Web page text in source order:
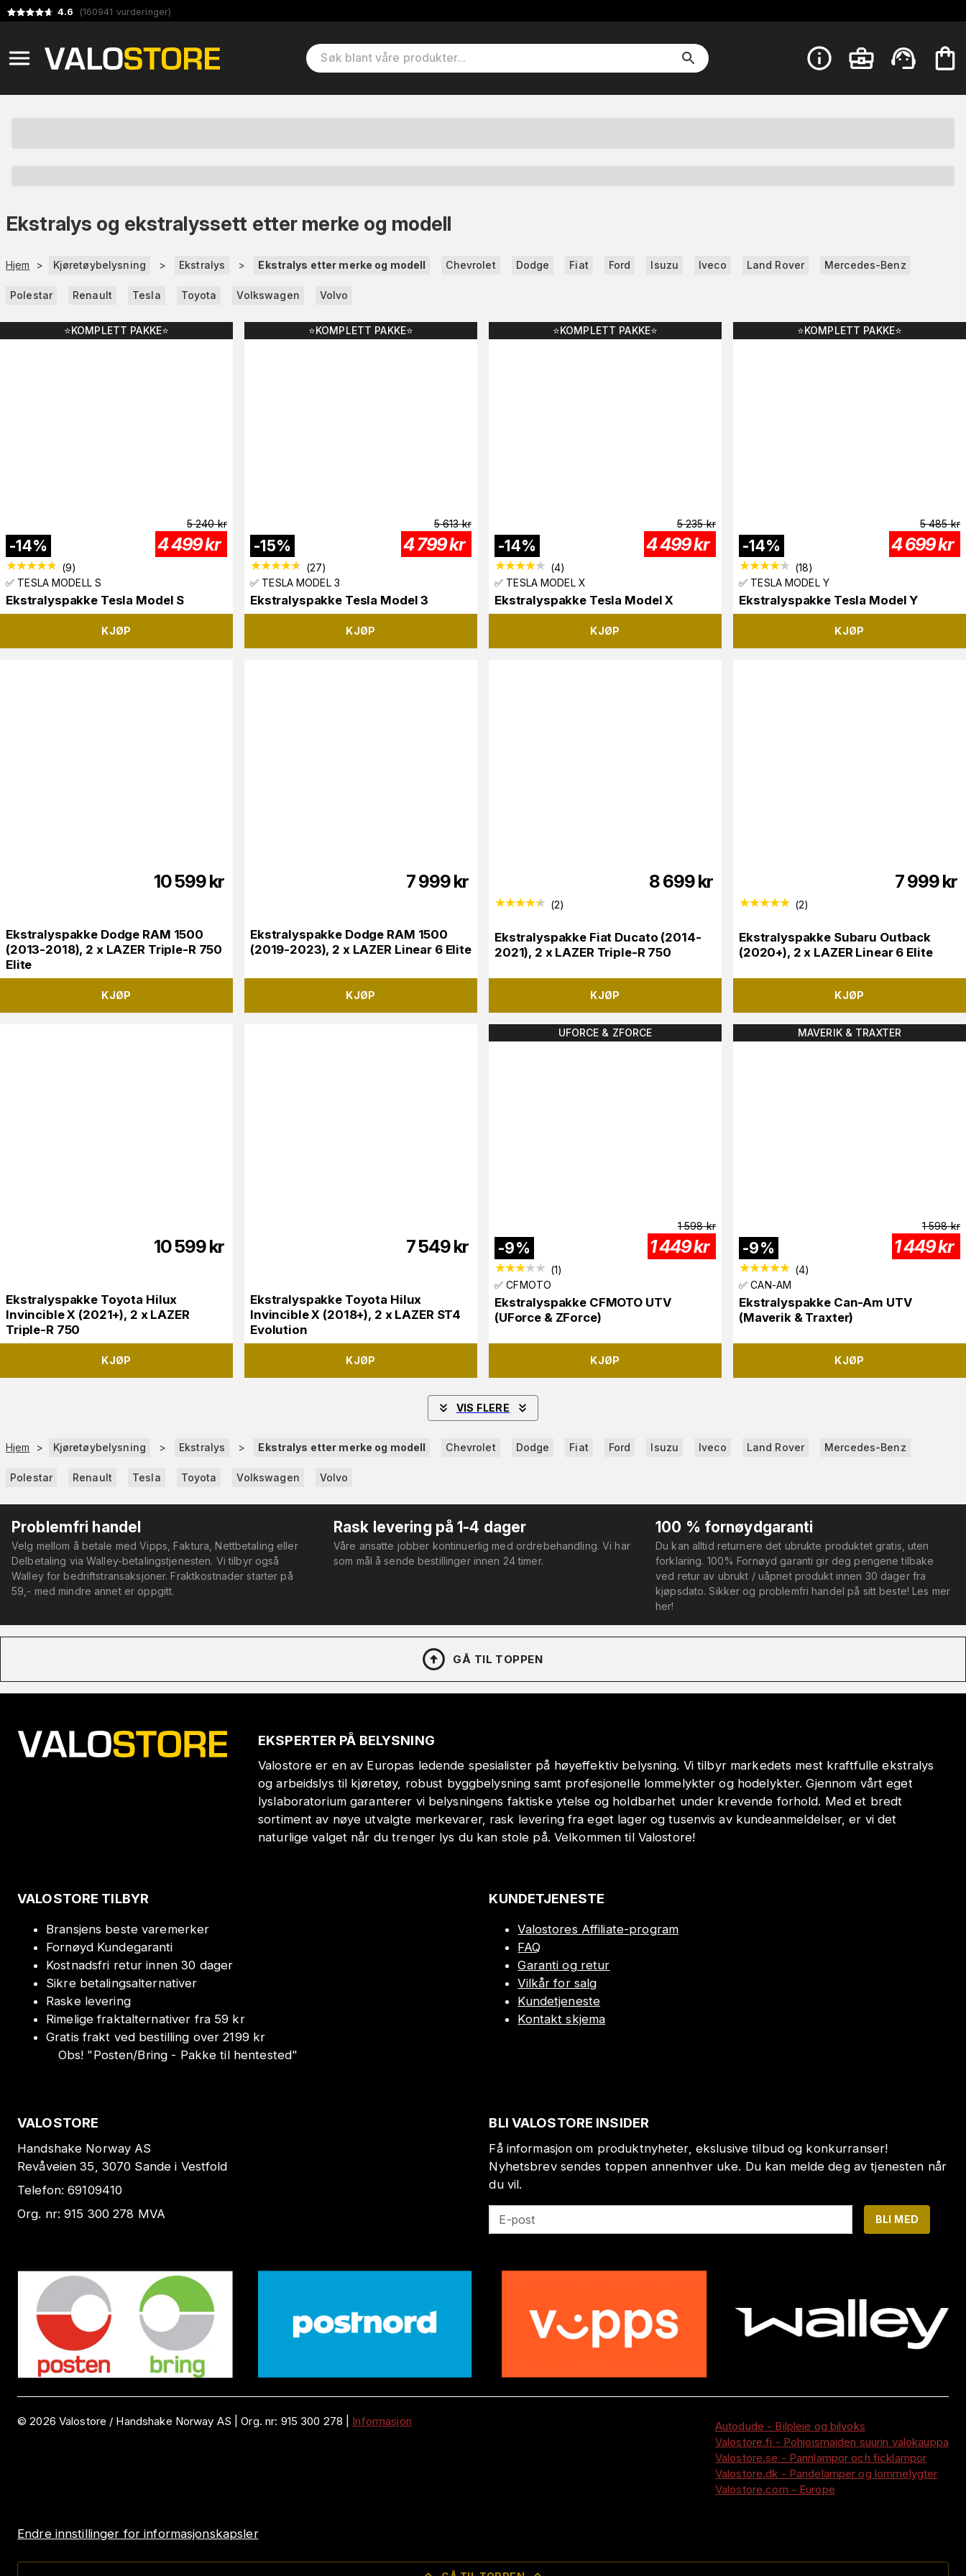
4.6 (160941 vurderinger)
Ekstralys og ekstralyssett etter merke og modell
Hjem > Kjøretøybelysning > Ekstralys > Ekstralys etter merke og modell Chevrolet Dodge Fiat Ford Isuzu Iveco Land Rover Mercedes-Benz
Polestar Renault Tesla Toyota Volkswagen Volvo
⭐️KOMPLETT PAKKE⭐️
-14%
5 240 kr
4 499kr
(9)
✅ TESLA MODELL S
Ekstralyspakke Tesla Model S
KJØP
⭐️KOMPLETT PAKKE⭐️
-15%
5 613 kr
4 799kr
(27)
✅ TESLA MODEL 3
Ekstralyspakke Tesla Model 3
KJØP
⭐️KOMPLETT PAKKE⭐️
-14%
5 235 kr
4 499kr
(4)
✅ TESLA MODEL X
Ekstralyspakke Tesla Model X
KJØP
⭐️KOMPLETT PAKKE⭐️
-14%
5 485 kr
4 699kr
(18)
✅ TESLA MODEL Y
Ekstralyspakke Tesla Model Y
KJØP
10 599kr
Ekstralyspakke Dodge RAM 1500
(2013-2018), 2 x LAZER Triple-R 750
Elite
KJØP
7 999kr
Ekstralyspakke Dodge RAM 1500
(2019-2023), 2 x LAZER Linear 6 Elite
KJØP
8 699kr
(2)
Ekstralyspakke Fiat Ducato (2014-
2021), 2 x LAZER Triple-R 750
KJØP
7 999kr
(2)
Ekstralyspakke Subaru Outback
(2020+), 2 x LAZER Linear 6 Elite
KJØP
10 599kr
Ekstralyspakke Toyota Hilux
Invincible X (2021+), 2 x LAZER
Triple-R 750
KJØP
7 549kr
Ekstralyspakke Toyota Hilux
Invincible X (2018+), 2 x LAZER ST4
Evolution
KJØP
UFORCE & ZFORCE
-9%
1 598 kr
1 449kr
(1)
✅ CFMOTO
Ekstralyspakke CFMOTO UTV
(UForce & ZForce)
KJØP
MAVERIK & TRAXTER
-9%
1 598 kr
1 449kr
(4)
✅ CAN-AM
Ekstralyspakke Can-Am UTV
(Maverik & Traxter)
KJØP
VIS FLERE
Hjem > Kjøretøybelysning > Ekstralys > Ekstralys etter merke og modell Chevrolet Dodge Fiat Ford Isuzu Iveco Land Rover Mercedes-Benz
Polestar Renault Tesla Toyota Volkswagen Volvo
Problemfri handel
Velg mellom å betale med Vipps, Faktura, Nettbetaling eller
Delbetaling via Walley-betalingstjenesten. Vi tilbyr også
Walley for bedriftstransaksjoner. Fraktkostnader starter på
59,- med mindre annet er oppgitt.
Rask levering på 1-4 dager
Våre ansatte jobber kontinuerlig med ordrebehandling. Vi har
som mål å sende bestillinger innen 24 timer.
100 % fornøydgaranti
Du kan alltid returnere det ubrukte produktet gratis, uten
forklaring. 100% Fornøyd garanti gir deg pengene tilbake
ved retur av ubrukt / uåpnet produkt innen 30 dager fra
kjøpsdato. Sikker og problemfri handel på sitt beste! Les mer
her!
GÅ TIL TOPPEN
EKSPERTER PÅ BELYSNING
Valostore er en av Europas ledende spesialister på høyeffektiv belysning. Vi tilbyr markedets mest kraftfulle ekstralys
og arbeidslys til kjøretøy, robust byggbelysning samt profesjonelle lommelykter og hodelykter. Gjennom vårt eget
lyslaboratorium garanterer vi belysningens faktiske ytelse og holdbarhet under krevende forhold. Med et bredt
sortiment av nøye utvalgte merkevarer, rask levering fra eget lager og tusenvis av kundeanmeldelser, er vi det
naturlige valget når du trenger lys du kan stole på. Velkommen til Valostore!
VALOSTORE TILBYR
Bransjens beste varemerker
Fornøyd Kundegaranti
Kostnadsfri retur innen 30 dager
Sikre betalingsalternativer
Raske levering
Rimelige fraktalternativer fra 59 kr
Gratis frakt ved bestilling over 2199 kr
Obs! "Posten/Bring - Pakke til hentested"
KUNDETJENESTE
Valostores Affiliate-program
FAQ
Garanti og retur
Vilkår for salg
Kundetjeneste
Kontakt skjema
VALOSTORE
Handshake Norway AS
Revåveien 35, 3070 Sande i Vestfold
Telefon:69109410
Org. nr:915 300 278 MVA
BLI VALOSTORE INSIDER
Få informasjon om produktnyheter, ekslusive tilbud og konkurranser!
Nyhetsbrev sendes toppen annenhver uke. Du kan melde deg av tjenesten når
du vil.
E-post BLI MED
©2026 Valostore / Handshake Norway AS |Org. nr: 915 300 278 Informasjon
Autodude - Bilpleie og bilvoks
Valostore.fi - Pohjoismaiden suurin valokauppa
Valostore.se - Pannlampor och ficklampor
Valostore.dk - Pandelamper og lommelygter
Valostore.com - Europe
Endre innstillinger for informasjonskapsler